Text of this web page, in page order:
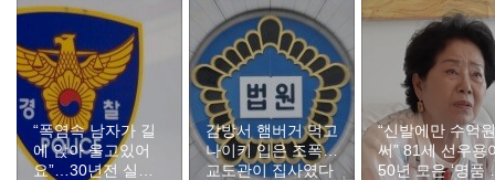
“폭염속 남자가 길
에 앉아 울고있어
요”…30년전 실종
감방서 햄버거 먹고
나이키 입은 조폭…
교도관이 집사였다
“신발에만 수억원
써” 81세 선우용
50년 모은 ‘명품